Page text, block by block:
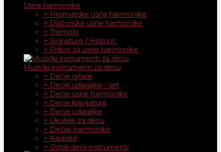
Usne harmonike
+ Hromatske usne harmonike
+ Diatonske usne harmonike
+ Tremolo
+ Signature / Historic
+ Pribor za usne harmonike
Muzički instrumenti za decu
+ Dečje gitare
+ Dečje udaraljke - set
+ Dečje usne harmonike
+ Dečje klavijature
+ Dečje udaraljke
+ Ukulele za decu
+ Dečije harmonike
+ Karaoke
+ Ostali dečji instrumenti